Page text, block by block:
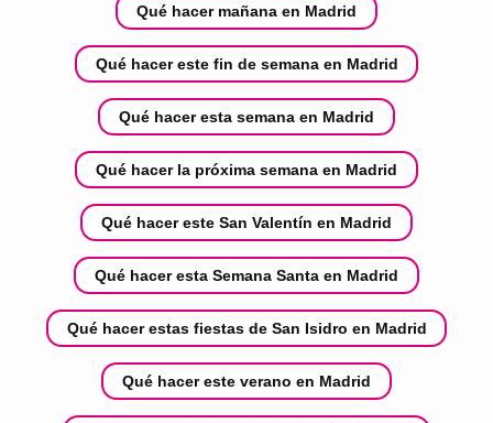
Qué hacer mañana en Madrid
Qué hacer este fin de semana en Madrid
Qué hacer esta semana en Madrid
Qué hacer la próxima semana en Madrid
Qué hacer este San Valentín en Madrid
Qué hacer esta Semana Santa en Madrid
Qué hacer estas fiestas de San Isidro en Madrid
Qué hacer este verano en Madrid